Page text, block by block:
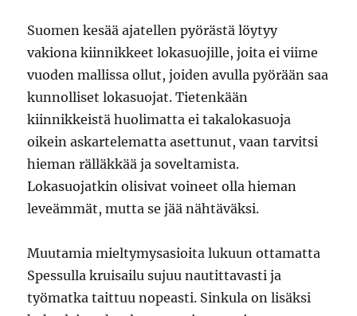
Suomen kesää ajatellen pyörästä löytyy
vakiona kiinnikkeet lokasuojille, joita ei viime
vuoden mallissa ollut, joiden avulla pyörään saa
kunnolliset lokasuojat. Tietenkään
kiinnikkeistä huolimatta ei takalokasuoja
oikein askartelematta asettunut, vaan tarvitsi
hieman rälläkkää ja soveltamista.
Lokasuojatkin olisivat voineet olla hieman
leveämmät, mutta se jää nähtäväksi.
Muutamia mieltymysasioita lukuun ottamatta
Spessulla kruisailu sujuu nautittavasti ja
työmatka taittuu nopeasti. Sinkula on lisäksi